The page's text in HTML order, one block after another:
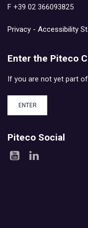
F +39 02 366093825
Privacy - Accessibility
Enter the Piteco
If you are not yet part
ENTER
Piteco Social